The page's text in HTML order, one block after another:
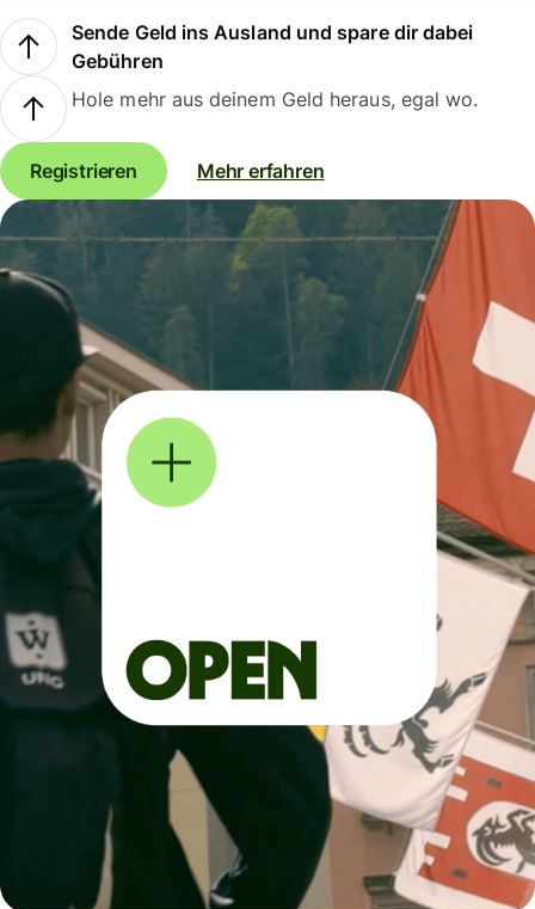
Sende Geld ins Ausland und spare dir dabei
Gebühren
Hole mehr aus deinem Geld heraus, egal wo.
Registrieren Mehr erfahren